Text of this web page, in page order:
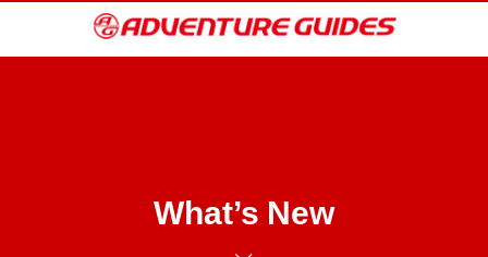
What’s New